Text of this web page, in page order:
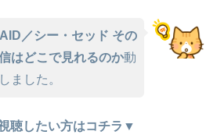
／シー・セッド その
はどこで見れるのか動
ました。
聴したい方はコチラ▼